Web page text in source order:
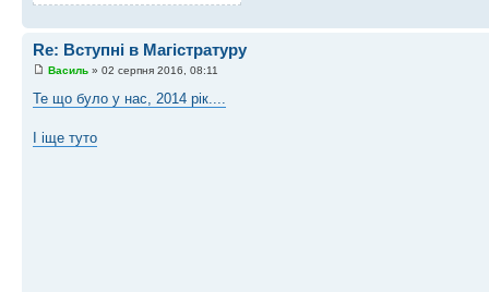
Re: Вступні в Магістратуру
Василь » 02 серпня 2016, 08:11
Те що було у нас, 2014 рік....
І іще туто